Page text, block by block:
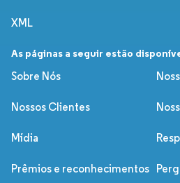
XML
As páginas a seguir estão
Sobre Nós
Nossos Clientes
Mídia
Prêmios e reconhecimentos